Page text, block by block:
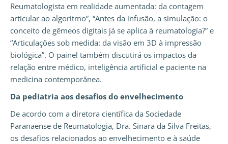
Reumatologista em realidade aumentada: da contagem
articular ao algoritmo”, “Antes da infusão, a simulação: o
conceito de gêmeos digitais já se aplica à reumatologia?” e
“Articulações sob medida: da visão em 3D à impressão
biológica”. O painel também discutirá os impactos da
relação entre médico, inteligência artificial e paciente na
medicina contemporânea.
Da pediatria aos desafios do envelhecimento
De acordo com a diretora científica da Sociedade
Paranaense de Reumatologia, Dra. Sinara da Silva Freitas,
os desafios relacionados ao envelhecimento e à saúde